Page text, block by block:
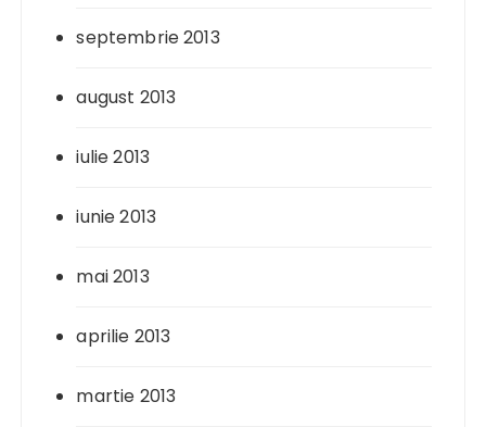
septembrie 2013
august 2013
iulie 2013
iunie 2013
mai 2013
aprilie 2013
martie 2013